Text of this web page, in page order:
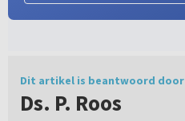
Dit artikel is beantwoord door
Ds. P. Roos